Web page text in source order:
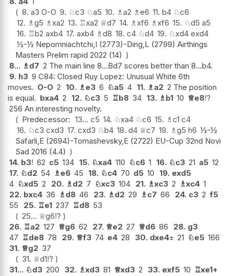
8. a3 O-O 9. ♘c3 ♘a5 10. ♗a2 ♗e6 11. b4 ♘c6
12. ♗g5 ♗xa2 13. ♖xa2 ♕d7 14. ♗xf6 ♗xf6 15. ♘d5 a5
16. ♖b2 axb4 17. axb4 ♗d8 18. c4 ♘d4 19. ♘xd4 exd4
½-½ Nepomniachtchi,I (2773)-Ding,L (2799) Airthings
Masters Prelim rapid 2022 (14)
8... ♗d7 2 The main line 8...Bd7 scores better than 8...b4.
9. h3 9 C84: Closed Ruy Lopez: Unusual White 6th
moves. O-O 2 10. ♗e3 6 ♘a5 4 11. ♗a2 2 The position
is equal. bxa4 2 12. ♘c3 5 ♖b8 34 13. ♗b1 10 ♕e8!?
256 An interesting novelty.
Predecessor: 13... c5 14. ♘xa4 ♘c6 15. ♗c1 c4
16. ♘c3 cxd3 17. cxd3 ♘b4 18. d4 ♕c7 19. ♗g5 h6 ½-½
Safarli,E (2694)-Tomashevsky,E (2722) EU-Cup 32nd Novi
Sad 2016 (4.4)
14. b3! 62 c5 134 15. ♘xa4 110 ♘c6 1 16. ♘c3 21 a5 12
17. ♘d2 54 ♗e6 45 18. ♘c4 70 d5 10 19. exd5
4 ♘xd5 2 20. ♗d2 7 ♘xc3 104 21. ♗xc3 2 ♗xc4 1
22. bxc4 36 ♗d8 46 23. ♗d2 29 ♗c7 66 24. c3 2 f5
55
25. ♖e1 237 ♖d8 53
25... ♕g6!?
26. ♖a2 127 ♕g6 62 27. ♕e2 27 ♕d6 86 28. g3
47 ♖de8 78 29. ♕f3 74 e4 28 30. dxe4± 21 ♘e5 166
31. ♕g2 37
31. ♕d1!?
31... ♘d3 200 32. ♗xd3 81 ♕xd3 2 33. exf5 10 ♖xe1+